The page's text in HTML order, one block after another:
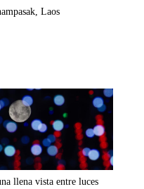
Laos
llena vista entre luces